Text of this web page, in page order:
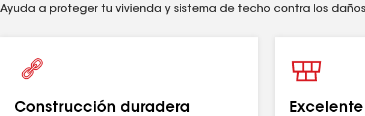
Ayuda a proteger tu vivienda y sistema de techo contra los
Construcción duradera